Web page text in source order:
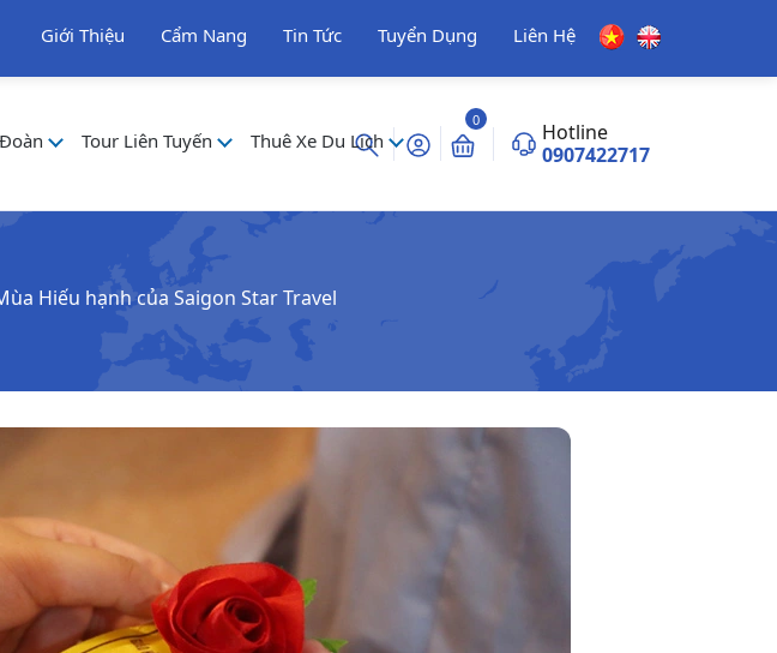
Giới Thiệu Cẩm Nang Tin Tức Tuyển Dụng Liên Hệ
Đoàn Tour Liên Tuyến Thuê Xe Du Lịch
0
Hotline
0907422717
Hiếu hạnh của Saigon Star Travel